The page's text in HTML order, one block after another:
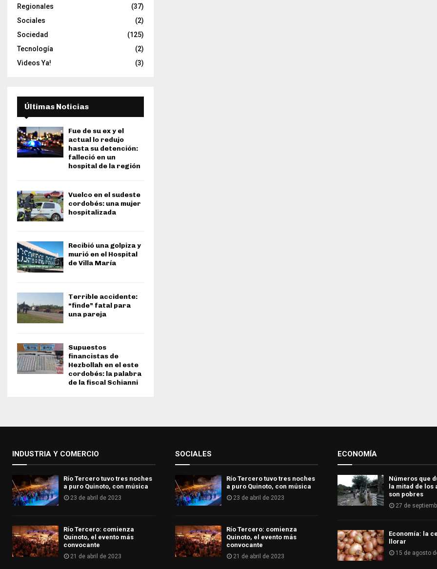
Regionales
(37)
Sociales
(2)
Sociedad
(125)
Tecnología
(2)
Videos Ya!
(3)
Últimas Noticias
Fue de su ex y el
actual lo redujo
hasta su detención:
falleció en un
hospital de la región
Vuelco en el sudeste
cordobés: una mujer
hospitalizada
Recibió una golpiza y
murió en el Hospital
de Villa María
Terrible accidente:
“finde” fatal para
una pareja
Supuestos
financistas de
Hezbollah en el este
cordobés: la palabra
de la fiscal Schianni
INDUSTRIA Y COMERCIO
Río Tercero tuvo tres noches
a puro Quinoto, con música
23 de abril de 2023
Río Tercero: comienza
Quinoto, el evento más
convocante
21 de abril de 2023
SOCIALES
Río Tercero tuvo tres noches
a puro Quinoto, con música
23 de abril de 2023
Río Tercero: comienza
Quinoto, el evento más
convocante
21 de abril de 2023
ECONOMÍA
Números que
la mitad de los
son pobres
27 de
Economía: la
llorar
15 de agosto